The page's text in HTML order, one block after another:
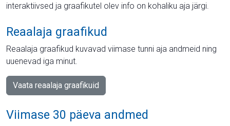
interaktiivsed ja graafikutel olev info on kohaliku aja järgi.
Reaalaja graafikud
Reaalaja graafikud kuvavad viimase tunni aja andmeid ning
uuenevad iga minut.
Vaata reaalaja graafikuid
Viimase 30 päeva andmed